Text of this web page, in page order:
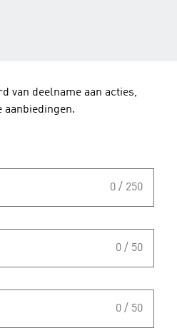
van deelname aan acties,
aanbiedingen.
0 / 250
0 / 50
0 / 50